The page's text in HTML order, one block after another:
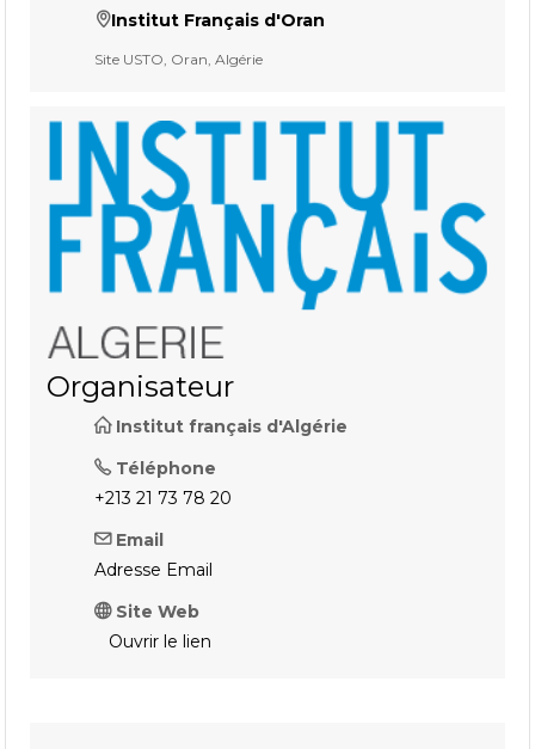
Institut Français d'Oran
Site USTO, Oran, Algérie
Organisateur
Institut français d'Algérie
Téléphone
+213 21 73 78 20
Email
Adresse Email
Site Web
Ouvrir le lien